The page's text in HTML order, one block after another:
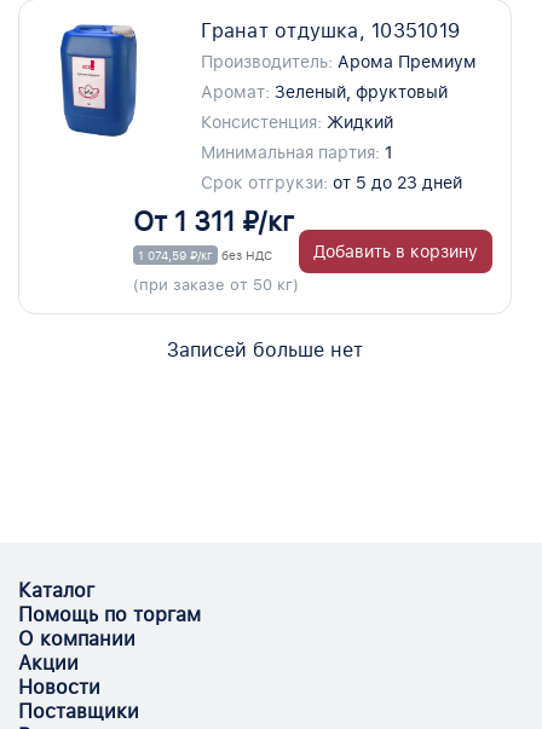
Гранат отдушка, 10351019
Производитель: Арома Премиум
Аромат: Зеленый, фруктовый
Консистенция: Жидкий
Минимальная партия: 1
Срок отгрукзи: от 5 до 23 дней
От 1 311 ₽/кг
1 074,59 ₽/кг без НДС
(при заказе от 50 кг)
Добавить в корзину
Записей больше нет
Каталог
Помощь по торгам
О компании
Акции
Новости
Поставщики